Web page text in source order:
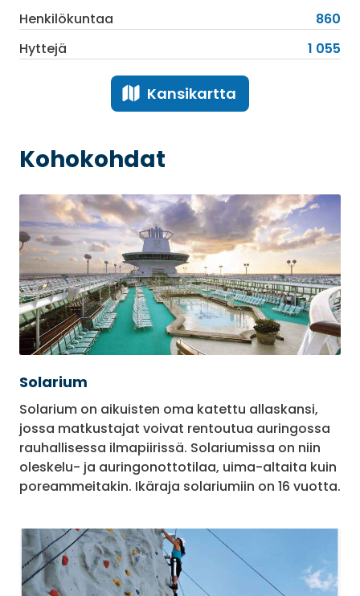
Henkilökuntaa
860
Hyttejä
1 055
Kansikartta
Kohokohdat
Solarium
Solarium on aikuisten oma katettu allaskansi,
jossa matkustajat voivat rentoutua auringossa
rauhallisessa ilmapiirissä. Solariumissa on niin
oleskelu- ja auringonottotilaa, uima-altaita kuin
poreammeitakin. Ikäraja solariumiin on 16 vuotta.